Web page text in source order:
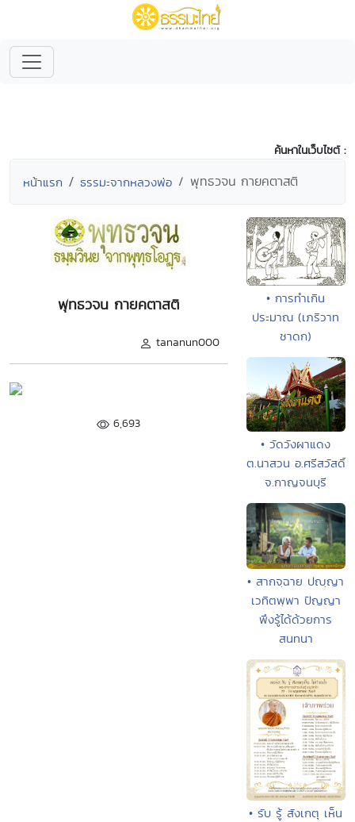
ค้นหาในเว็บไซต์ :
หน้าแรก ธรรมะจากหลวงพ่อ พุทธวจน กายคตาสติ
พุทธวจน กายคตาสติ
tananun000
6,693
• การทำเกิน
ประมาณ (เภริวาท
ชาดก)
• วัดวังผาแดง
ต.นาสวน อ.ศรีสวัสดิ์
จ.กาญจนบุรี
• สากจฺฉาย ปญฺญา
เวทิตพฺพา ปัญญา
พึงรู้ได้ด้วยการ
สนทนา
• รับ รู้ สังเกตุ เห็น